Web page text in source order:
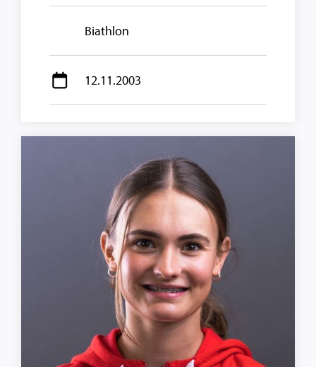
Biathlon
12.11.2003